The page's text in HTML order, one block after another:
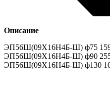
Описание
ЭП56Ш(09Х16Н4Б-Ш) ф75
ЭП56Ш(09Х16Н4Б-Ш) ф90
ЭП56Ш(09Х16Н4Б-Ш) ф130